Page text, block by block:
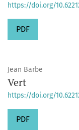
https://doi.org/
PDF
Jean Barbe
Vert
https://doi.org/
PDF